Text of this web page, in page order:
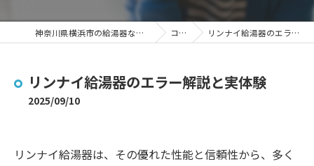
神奈川県横浜市の給湯器ならハッピーホームズ コラム リンナイ給湯器のエラー解説と実体験
リンナイ給湯器のエラー解説と実体験
2025/09/10
リンナイ給湯器は、その優れた性能と信頼性から、多く